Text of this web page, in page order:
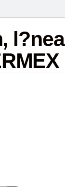
l?nea